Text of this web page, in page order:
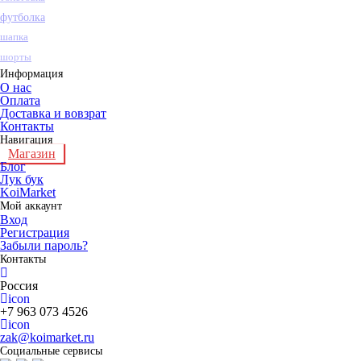
футболка
шапка
шорты
Информация
О нас
Оплата
Доставка и вовзрат
Контакты
Навигация
Магазин
Блог
Лук бук
KoiMarket
Мой аккаунт
Вход
Регистрация
Забыли пароль?
Контакты
Россия
icon
+7 963 073 4526
icon
zak@koimarket.ru
Социальные сервисы